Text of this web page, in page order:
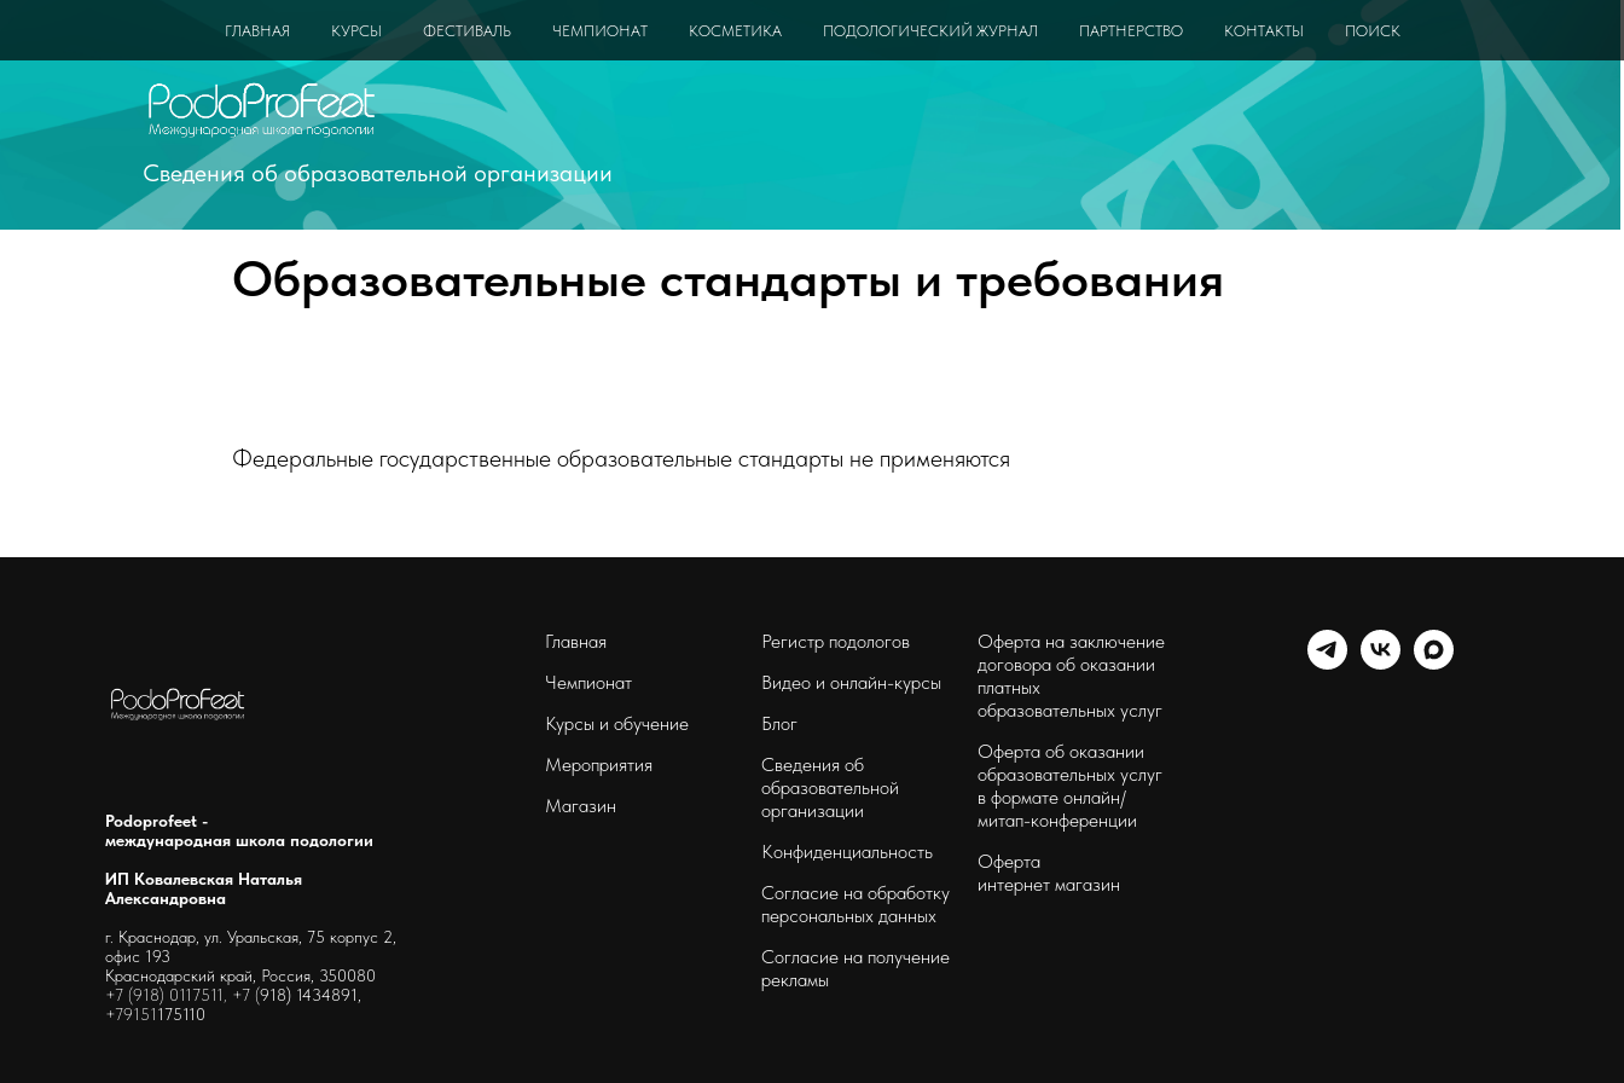
ГЛАВНАЯ КУРСЫ ФЕСТИВАЛЬ ЧЕМПИОНАТ КОСМЕТИКА ПОДОЛОГИЧЕСКИЙ ЖУРНАЛ ПАРТНЕРСТВО КОНТАКТЫ ПОИСК
Сведения об образовательной организации
Образовательные стандарты и требования
Федеральные государственные образовательные стандарты не применяются
Podoprofeet -
международная школа подологии
ИП Ковалевская Наталья
Александровна
г. Краснодар, ул. Уральская, 75 корпус 2,
офис 193
Краснодарский край, Россия, 350080
+7 (918) 0117511, +7 (918) 1434891,
+79151175110
Главная
Чемпионат
Курсы и обучение
Мероприятия
Магазин
Регистр подологов
Видео и онлайн-курсы
Блог
Сведения об
образовательной
организации
Конфиденциальность
Согласие на обработку
персональных данных
Согласие на получение
рекламы
Оферта на заключение
договора об оказании
платных
образовательных услуг
Оферта об оказании
образовательных услуг
в формате онлайн/
митап-конференции
Оферта
интернет магазин